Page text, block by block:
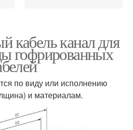
кабель канал для
гофрированных
по виду или исполнению
и материалам.